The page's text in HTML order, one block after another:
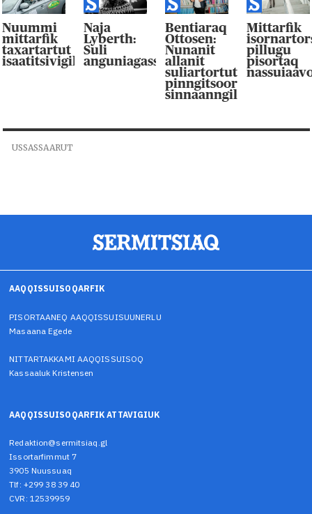
Nuummi
mittarfik
taxartartut
isaatitsivigilluarpaat
Naja
Lyberth:
Suli
anguniagassaqaqaagut
Bentiaraq
Ottosen:
Nunanit
allanit
suliartortut
pinngitsoor-
Mittarfik
pillugu
pisortaq
USSASSAARUT
AAQQISSUISOQARFIK
PISORTAANEQ AAQQISSUISUUNERLU
Masaana Egede
NITTARTAKKAMI AAQQISSUISOQ
Kassaaluk Kristensen
AAQQISSUISOQARFIK ATTAVIGIUK
Redaktion@sermitsiaq.gl
Issortarfimmut 7
3905 Nuussuaq
Tlf: +299 38 39 40
CVR: 12539959